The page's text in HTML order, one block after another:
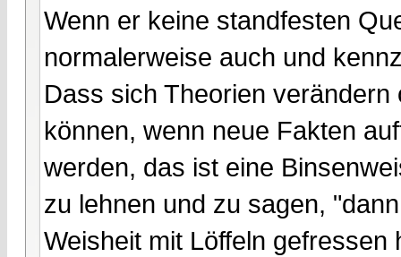
Wenn er keine standfesten
normalerweise auch und
Dass sich Theorien
können, wenn neue Fakten
werden, das ist eine
zu lehnen und zu sagen,
Weisheit mit Löffeln